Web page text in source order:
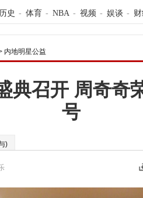
历史 - 体育 - NBA - 视频 - 娱谈 -
内地明星公益
典召开 周奇奇
号
)